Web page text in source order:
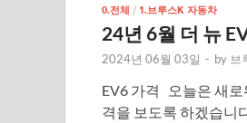
0.전체 / 1.브루스K 자동차
24년 6월 더 뉴
2024년 06월 03일 - by 브
EV6 가격 오늘은 새로
격을 보도록 하겠습니